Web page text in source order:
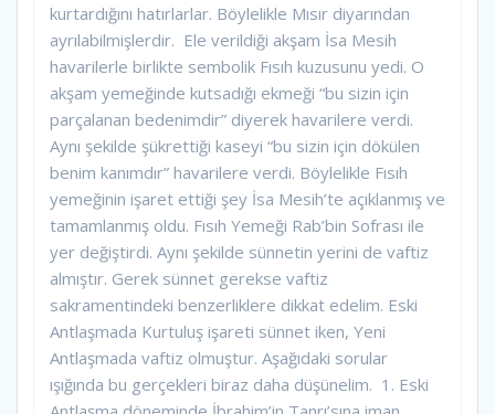
kurtardığını hatırlarlar. Böylelikle Mısır diyarından
ayrılabilmişlerdir. Ele verildiği akşam İsa Mesih
havarilerle birlikte sembolik Fısıh kuzusunu yedi. O
akşam yemeğinde kutsadığı ekmeği “bu sizin için
parçalanan bedenimdir” diyerek havarilere verdi.
Aynı şekilde şükrettiği kaseyi “bu sizin için dökülen
benim kanımdır” havarilere verdi. Böylelikle Fısıh
yemeğinin işaret ettiği şey İsa Mesih’te açıklanmış ve
tamamlanmış oldu. Fısıh Yemeği Rab’bin Sofrası ile
yer değiştirdi. Aynı şekilde sünnetin yerini de vaftiz
almıştır. Gerek sünnet gerekse vaftiz
sakramentindeki benzerliklere dikkat edelim. Eski
Antlaşmada Kurtuluş işareti sünnet iken, Yeni
Antlaşmada vaftiz olmuştur. Aşağıdaki sorular
ışığında bu gerçekleri biraz daha düşünelim. 1. Eski